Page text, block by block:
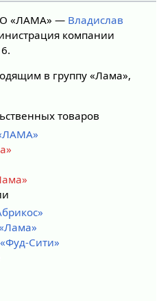
«ЛАМА» — Владислав
компании
в группу «Лама»,
товаров
Сити»